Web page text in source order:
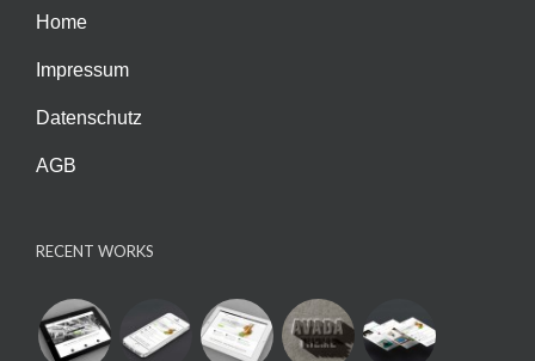
Home
Impressum
Datenschutz
AGB
RECENT WORKS